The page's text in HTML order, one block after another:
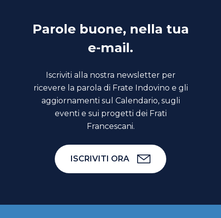
Parole buone, nella tua
e-mail.
Iscriviti alla nostra newsletter per
ricevere la parola di Frate Indovino e gli
aggiornamenti sul Calendario, sugli
eventi e sui progetti dei Frati
Francescani.
ISCRIVITI ORA